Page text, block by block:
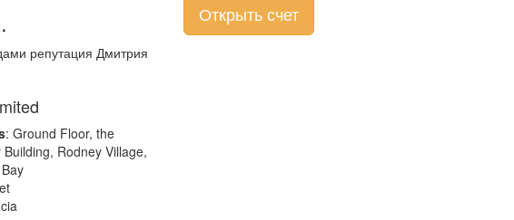
репутация Дмитрия
Открыть счет
: Ground Floor, the
Building, Rodney Village,